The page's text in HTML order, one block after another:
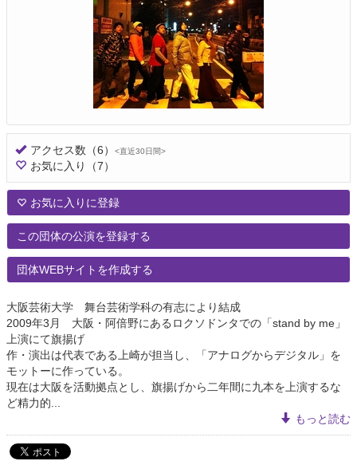
アクセス数 （6） <直近30日間>
お気に入り （7）
お気に入りに登録
この団体の公演を登録する
団体WEBサイトを作成する
大阪芸術大学 舞台芸術学科の有志により結成
2009年3月 大阪・阿倍野にあるロクソドンタでの「stand by me」
上演にて旗揚げ
作・演出は代表である上崎が担当し、「アナログからデジタル」を
モットーに作っている。
現在は大阪を活動拠点とし、旗揚げから二年間に九本を上演するな
ど精力的...
もっと読む